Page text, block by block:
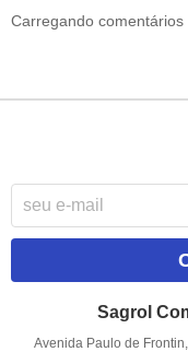
Carregando comentários
Sagrol
Avenida Paulo de